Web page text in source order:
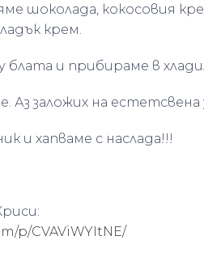
шоколада, кокосовия
крем.
блата и прибираме в
Аз заложих на
и хапваме с наслада!!!
p/CVAViWYItNE/